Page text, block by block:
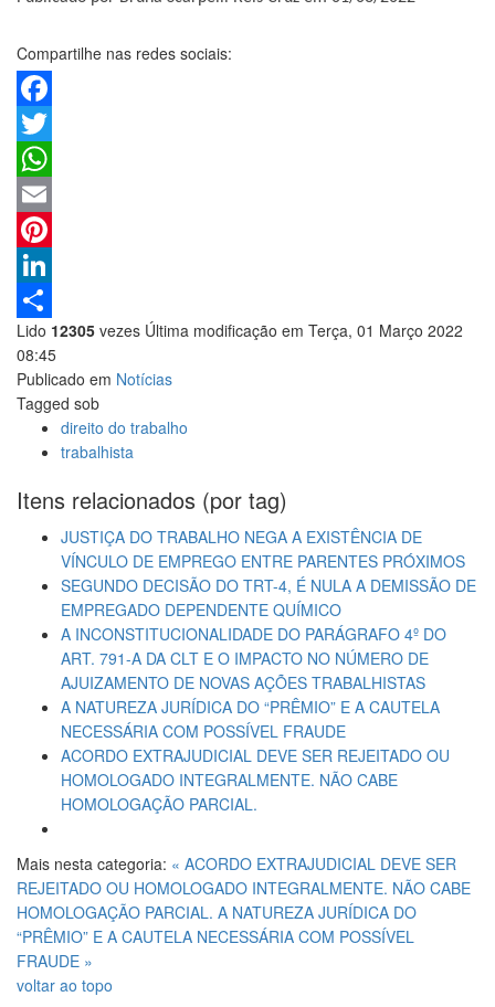
Compartilhe nas redes sociais:
Facebook
Twitter
WhatsApp
Email
Pinterest
LinkedIn
Share
Lido 12305 vezes Última modificação em Terça, 01 Março 2022
08:45
Publicado em Notícias
Tagged sob
direito do trabalho
trabalhista
Itens relacionados (por tag)
JUSTIÇA DO TRABALHO NEGA A EXISTÊNCIA DE
VÍNCULO DE EMPREGO ENTRE PARENTES PRÓXIMOS
SEGUNDO DECISÃO DO TRT-4, É NULA A DEMISSÃO DE
EMPREGADO DEPENDENTE QUÍMICO
A INCONSTITUCIONALIDADE DO PARÁGRAFO 4º DO
ART. 791-A DA CLT E O IMPACTO NO NÚMERO DE
AJUIZAMENTO DE NOVAS AÇÕES TRABALHISTAS
A NATUREZA JURÍDICA DO “PRÊMIO” E A CAUTELA
NECESSÁRIA COM POSSÍVEL FRAUDE
ACORDO EXTRAJUDICIAL DEVE SER REJEITADO OU
HOMOLOGADO INTEGRALMENTE. NÃO CABE
HOMOLOGAÇÃO PARCIAL.
Mais nesta categoria: « ACORDO EXTRAJUDICIAL DEVE SER
REJEITADO OU HOMOLOGADO INTEGRALMENTE. NÃO CABE
HOMOLOGAÇÃO PARCIAL. A NATUREZA JURÍDICA DO
“PRÊMIO” E A CAUTELA NECESSÁRIA COM POSSÍVEL
FRAUDE »
voltar ao topo